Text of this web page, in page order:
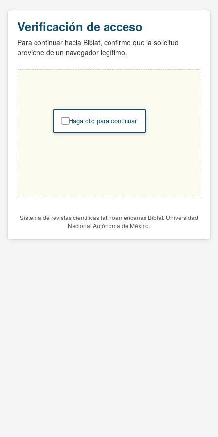
Verificación de acceso
Para continuar hacia Biblat, confirme que la solicitud
proviene de un navegador legítimo.
Haga clic para continuar
Sistema de revistas científicas latinoamericanas Biblat. Universidad
Nacional Autónoma de México.